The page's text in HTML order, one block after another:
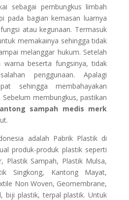
sebagai pembungkus limbah
pada bagian kemasan luarnya
atau kegunaan. Termasuk
memakainya sehingga tidak
melanggar hukum. Setelah
warna beserta fungsinya, tidak
penggunaan. Apalagi
sehingga membahayakan
Sebelum membungkus, pastikan
sampah medis merk
adalah Pabrik Plastik di
produk-produk plastik seperti
Plastik Sampah, Plastik Mulsa,
Singkong, Kantong Mayat,
Non Woven, Geomembrane,
biji plastik, terpal plastik. Untuk